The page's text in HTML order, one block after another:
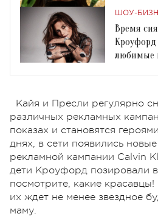
ШОУ-
Время
Кроуфорд
любимые
Кайя и Пресли регулярно
различных рекламных
показах и становятся
днях, в сети появились
рекламной кампании Calvin
дети Кроуфорд позировали
посмотрите, какие
их ждет не менее звездное
маму.